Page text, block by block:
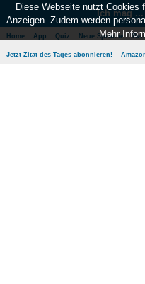
Ich mag
Home App Quiz Neue Sprüche
Jetzt Zitat des Tages abonnieren!
Diese Webseite nutzt Cookies
Anzeigen. Zudem werden
Mehr